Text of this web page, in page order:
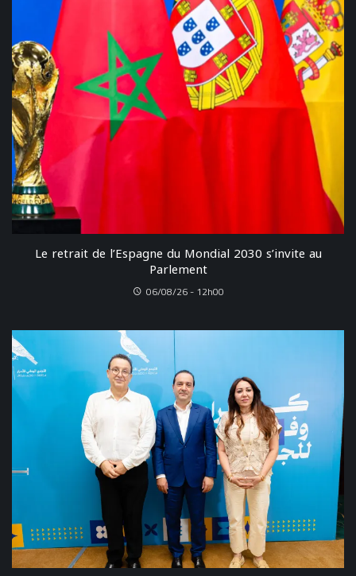
Le retrait de l’Espagne du Mondial 2030 s’invite au
Parlement
06/08/26 - 12h00